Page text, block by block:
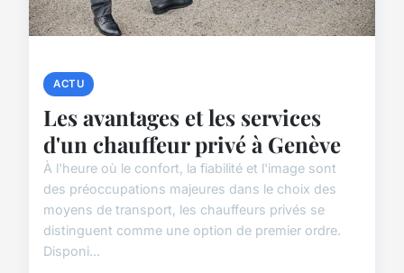
ACTU
Les avantages et les services
d'un chauffeur privé à Genève
À l'heure où le confort, la fiabilité et l'image sont
des préoccupations majeures dans le choix des
moyens de transport, les chauffeurs privés se
distinguent comme une option de premier ordre.
Disponi...